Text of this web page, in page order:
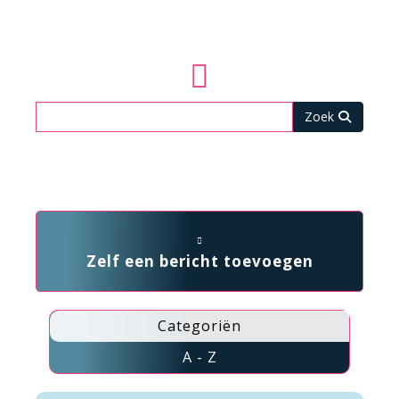
Zelf een bericht toevoegen
Categoriën
A - Z